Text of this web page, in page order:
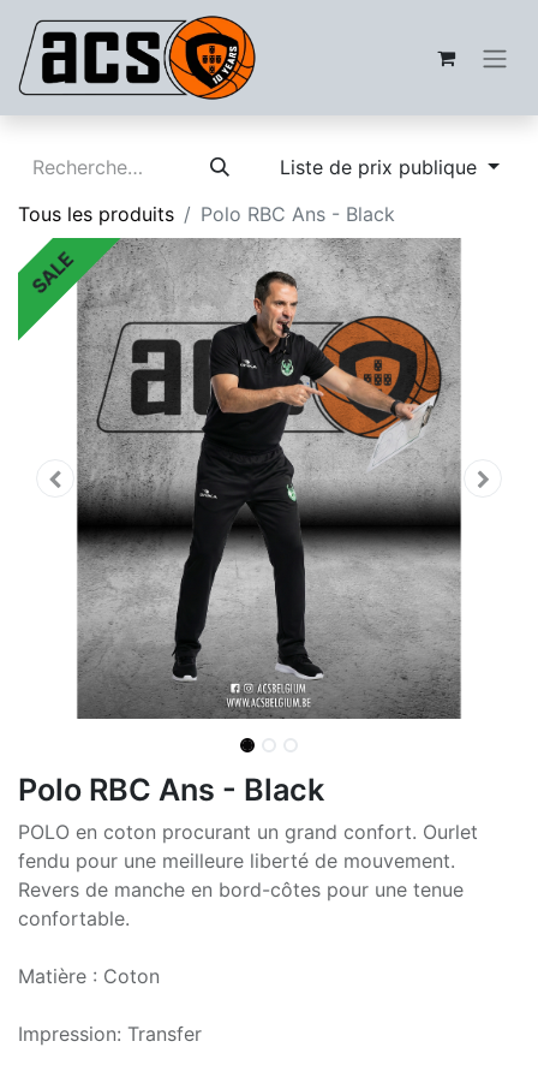
Liste de prix publique
Tous les produits
Polo RBC Ans - Black
SALE
Polo RBC Ans - Black
POLO en coton procurant un grand confort. Ourlet
fendu pour une meilleure liberté de mouvement.
Revers de manche en bord-côtes pour une tenue
confortable.
Matière : Coton
Impression: Transfer